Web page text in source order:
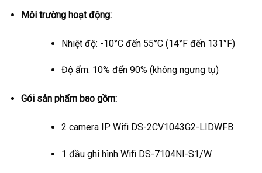
Môi trường hoạt động:
Nhiệt độ: -10°C đến 55°C (14°F đến 131°F)
Độ ẩm: 10% đến 90% (không ngưng tụ)
Gói sản phẩm bao gồm:
2 camera IP Wifi DS-2CV1043G2-LIDWFB
1 đầu ghi hình Wifi DS-7104NI-S1/W